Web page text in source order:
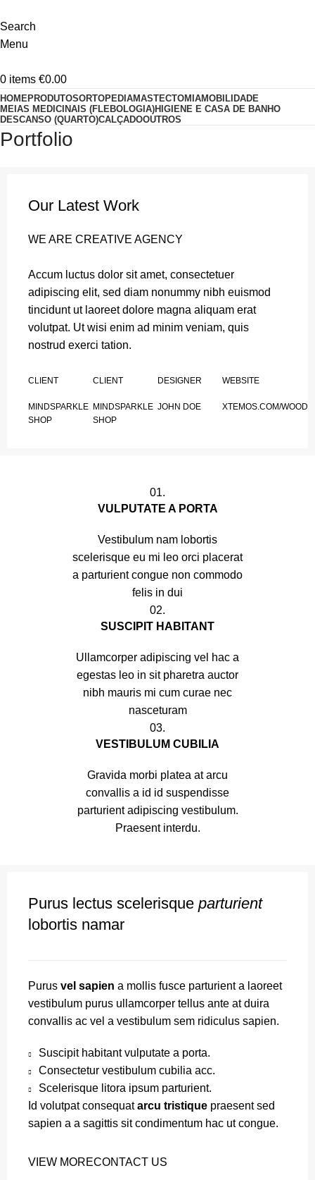
Search
Menu
0 items €0.00
HOMEPRODUTOSORTOPEDIAMASTECTOMIAMOBILIDADE
MEIAS MEDICINAIS (FLEBOLOGIA)HIGIENE E CASA DE BANHO
DESCANSO (QUARTO)CALÇADOOUTROS
Portfolio
Our Latest Work
WE ARE CREATIVE AGENCY
Accum luctus dolor sit amet, consectetuer
adipiscing elit, sed diam nonummy nibh euismod
tincidunt ut laoreet dolore magna aliquam erat
volutpat. Ut wisi enim ad minim veniam, quis
nostrud exerci tation.
CLIENT
MINDSPARKLE
SHOP
CLIENT
MINDSPARKLE
SHOP
DESIGNER
JOHN DOE
WEBSITE
XTEMOS.COM/WOOD
01.
VULPUTATE A PORTA
Vestibulum nam lobortis
scelerisque eu mi leo orci placerat
a parturient congue non commodo
felis in dui
02.
SUSCIPIT HABITANT
Ullamcorper adipiscing vel hac a
egestas leo in sit pharetra auctor
nibh mauris mi cum curae nec
nasceturam
03.
VESTIBULUM CUBILIA
Gravida morbi platea at arcu
convallis a id id suspendisse
parturient adipiscing vestibulum.
Praesent interdu.
Purus lectus scelerisque parturient
lobortis namar
Purus vel sapien a mollis fusce parturient a laoreet
vestibulum purus ullamcorper tellus ante at duira
convallis ac vel a vestibulum sem ridiculus sapien.
Suscipit habitant vulputate a porta.
Consectetur vestibulum cubilia acc.
Scelerisque litora ipsum parturient.
Id volutpat consequatarcu tristique praesent sed
sapien a a sagittis sit condimentum hac ut congue.
VIEW MORECONTACT US